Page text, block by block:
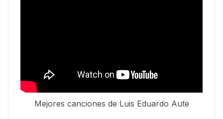
Mejores canciones de Luis Eduardo Aute